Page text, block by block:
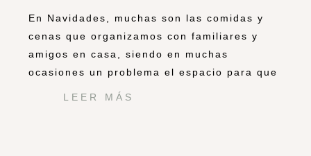
En Navidades, muchas son las comidas y
cenas que organizamos con familiares y
amigos en casa, siendo en muchas
ocasiones un problema el espacio para que
LEER MÁS